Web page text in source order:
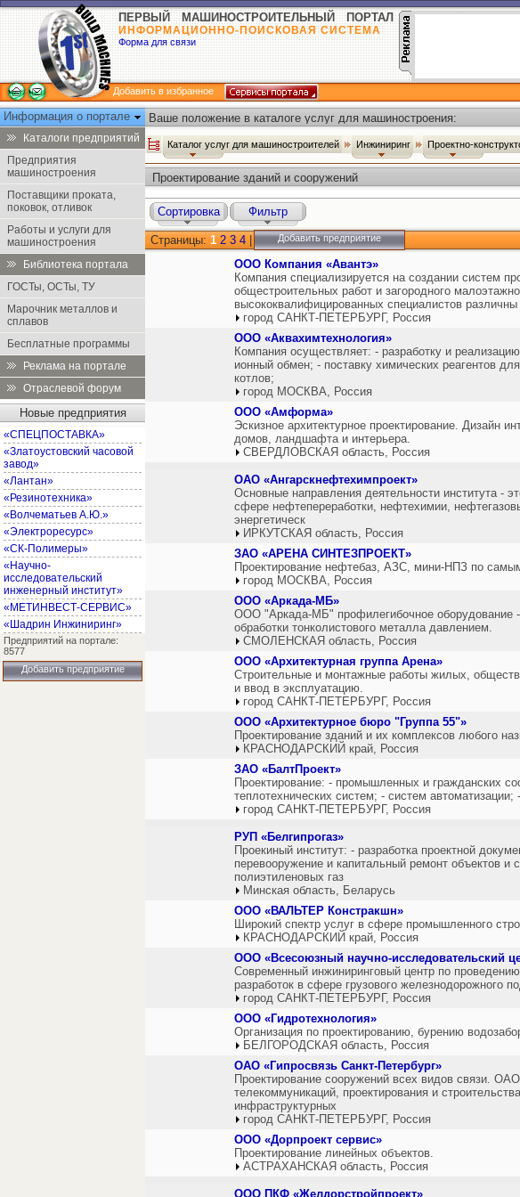
ПЕРВЫЙ МАШИНОСТРОИТЕЛЬНЫЙ ПОРТАЛ
ИНФОРМАЦИОННО-ПОИСКОВАЯ СИСТЕМА
Форма для связи
Добавить в избранное
Информация о портале
Каталоги предприятий
Предприятия
машиностроения
Поставщики проката,
поковок, отливок
Работы и услуги для
машиностроения
Библиотека портала
ГОСТы, ОСТы, ТУ
Марочник металлов и
сплавов
Бесплатные программы
Реклама на портале
Отраслевой форум
Новые предприятия
«СПЕЦПОСТАВКА»
«Златоустовский часовой
завод»
«Лантан»
«Резинотехника»
«Волчематьев А.Ю.»
«Электроресурс»
«СК-Полимеры»
«Научно-
исследовательский
инженерный институт»
«МЕТИНВЕСТ-СЕРВИС»
«Шадрин Инжиниринг»
Предприятий на портале:
8577
Добавить предприятие
Ваше положение в каталоге услуг для машиностроения:
Каталог услуг для машиностроителей Инжиниринг Проектно-
Проектирование зданий и сооружений
Сортировка Фильтр
Страницы: 1 2 3 4 Добавить предприятие
ООО Компания «Авантэ»
Компания специализируется на создании систем
общестроительных работ и загородного
высококвалифицированных специалистов различны
город САНКТ-ПЕТЕРБУРГ, Россия
ООО «Аквахимтехнология»
Компания осуществляет: - разработку и
ионный обмен; - поставку химических реагентов
котлов;
город МОСКВА, Россия
ООО «Амформа»
Эскизное архитектурное проектирование. Дизайн
домов, ландшафта и интерьера.
СВЕРДЛОВСКАЯ область, Россия
ОАО «Ангарскнефтехимпроект»
Основные направления деятельности института -
сфере нефтепереработки, нефтехимии,
энергетическ
ИРКУТСКАЯ область, Россия
ЗАО «АРЕНА СИНТЕЗПРОЕКТ»
Проектирование нефтебаз, АЗС, мини-НПЗ по
город МОСКВА, Россия
ООО «Аркада-МБ»
ООО "Аркада-МБ" профилегибочное оборудование -
обработки тонколистового металла давлением.
СМОЛЕНСКАЯ область, Россия
ООО «Архитектурная группа Арена»
Строительные и монтажные работы жилых,
и ввод в эксплуатацию.
город САНКТ-ПЕТЕРБУРГ, Россия
ООО «Архитектурное бюро "Группа 55"»
Проектирование зданий и их комплексов любого
КРАСНОДАРСКИЙ край, Россия
ЗАО «БалтПроект»
Проектирование: - промышленных и гражданских
теплотехнических систем; - систем
город САНКТ-ПЕТЕРБУРГ, Россия
РУП «Белгипрогаз»
Проекиный институт: - разработка проектной
перевооружение и капитальный ремонт объектов и
полиэтиленовых газ
Минская область, Беларусь
ООО «ВАЛЬТЕР Констракшн»
Широкий спектр услуг в сфере промышленного
КРАСНОДАРСКИЙ край, Россия
ООО «Всесоюзный научно-исследовательский
Современный инжиниринговый центр по проведению
разработок в сфере грузового железнодорожного
город САНКТ-ПЕТЕРБУРГ, Россия
ООО «Гидротехнология»
Организация по проектированию, бурению
БЕЛГОРОДСКАЯ область, Россия
ОАО «Гипросвязь Санкт-Петербург»
Проектирование сооружений всех видов связи.
телекоммуникаций, проектирования и
инфраструктурных
город САНКТ-ПЕТЕРБУРГ, Россия
ООО «Дорпроект сервис»
Проектирование линейных объектов.
АСТРАХАНСКАЯ область, Россия
ООО ПКФ «Желдорстройпроект»